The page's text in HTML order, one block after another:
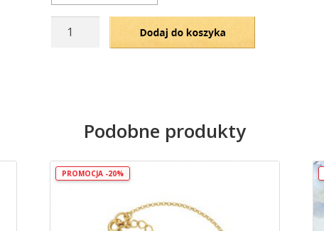
ilość
Bransoletka
łańcuszku
Dodaj do koszyka
Podobne produkty
PROMOCJA -20%